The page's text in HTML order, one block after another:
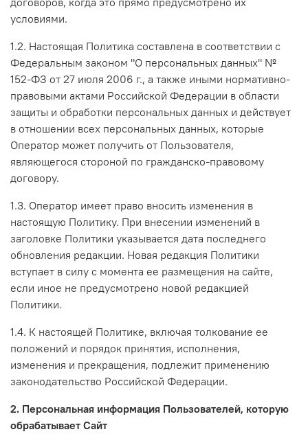
условиями.
1.2. Настоящая Политика составлена в соответствии с
Федеральным законом "О персональных данных" №
152-ФЗ от 27 июля 2006 г., а также иными нормативно-
правовыми актами Российской Федерации в области
защиты и обработки персональных данных и действует
в отношении всех персональных данных, которые
Оператор может получить от Пользователя,
являющегося стороной по гражданско-правовому
договору.
1.3. Оператор имеет право вносить изменения в
настоящую Политику. При внесении изменений в
заголовке Политики указывается дата последнего
обновления редакции. Новая редакция Политики
вступает в силу с момента ее размещения на сайте,
если иное не предусмотрено новой редакцией
Политики.
1.4. К настоящей Политике, включая толкование ее
положений и порядок принятия, исполнения,
изменения и прекращения, подлежит применению
законодательство Российской Федерации.
2. Персональная информация Пользователей, которую
обрабатывает Сайт